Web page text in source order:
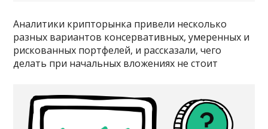
Аналитики крипторынка привели несколько
разных вариантов консервативных, умеренных и
рискованных портфелей, и рассказали, чего
делать при начальных вложениях не стоит